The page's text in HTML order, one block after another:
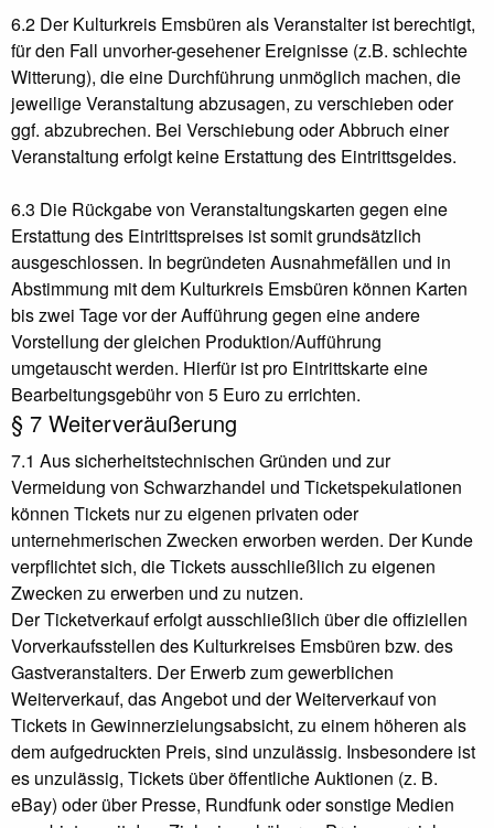
6.2 Der Kulturkreis Emsbüren als Veranstalter ist berechtigt,
für den Fall unvorher-gesehener Ereignisse (z.B. schlechte
Witterung), die eine Durchführung unmöglich machen, die
jeweilige Veranstaltung abzusagen, zu verschieben oder
ggf. abzubrechen. Bei Verschiebung oder Abbruch einer
Veranstaltung erfolgt keine Erstattung des Eintrittsgeldes.
6.3 Die Rückgabe von Veranstaltungskarten gegen eine
Erstattung des Eintrittspreises ist somit grundsätzlich
ausgeschlossen. In begründeten Ausnahmefällen und in
Abstimmung mit dem Kulturkreis Emsbüren können Karten
bis zwei Tage vor der Aufführung gegen eine andere
Vorstellung der gleichen Produktion/Aufführung
umgetauscht werden. Hierfür ist pro Eintrittskarte eine
Bearbeitungsgebühr von 5 Euro zu errichten.
§ 7 Weiterveräußerung
7.1 Aus sicherheitstechnischen Gründen und zur
Vermeidung von Schwarzhandel und Ticketspekulationen
können Tickets nur zu eigenen privaten oder
unternehmerischen Zwecken erworben werden. Der Kunde
verpflichtet sich, die Tickets ausschließlich zu eigenen
Zwecken zu erwerben und zu nutzen.
Der Ticketverkauf erfolgt ausschließlich über die offiziellen
Vorverkaufsstellen des Kulturkreises Emsbüren bzw. des
Gastveranstalters. Der Erwerb zum gewerblichen
Weiterverkauf, das Angebot und der Weiterverkauf von
Tickets in Gewinnerzielungsabsicht, zu einem höheren als
dem aufgedruckten Preis, sind unzulässig. Insbesondere ist
es unzulässig, Tickets über öffentliche Auktionen (z. B.
eBay) oder über Presse, Rundfunk oder sonstige Medien